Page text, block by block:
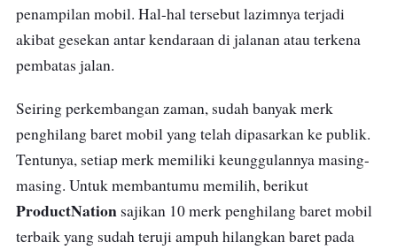
penampilan mobil. Hal-hal tersebut lazimnya terjadi
akibat gesekan antar kendaraan di jalanan atau terkena
pembatas jalan.
Seiring perkembangan zaman, sudah banyak merk
penghilang baret mobil yang telah dipasarkan ke publik.
Tentunya, setiap merk memiliki keunggulannya masing-
masing. Untuk membantumu memilih, berikut
ProductNation sajikan 10 merk penghilang baret mobil
terbaik yang sudah teruji ampuh hilangkan baret pada